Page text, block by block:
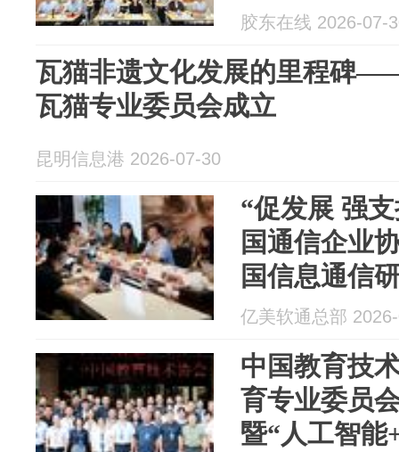
教育项目成
胶东在线 2026-07-
瓦猫非遗文化发展的里程碑
瓦猫专业委员会成立
昆明信息港 2026-07-30
“促发展 强
国通信企业
国信息通信
展企业调研
亿美软通总部
中国教育技
育专业委员
暨“人工智能